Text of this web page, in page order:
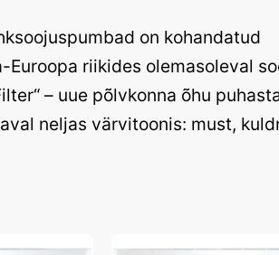
on kohandatud
Euroopa riikides olemasoleval
– uue põlvkonna õhu
neljas värvitoonis: must,